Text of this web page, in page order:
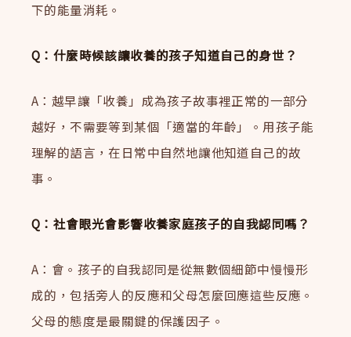
下的能量消耗。
Q：什麼時候該讓收養的孩子知道自己的身世？
A：越早讓「收養」成為孩子故事裡正常的一部分
越好，不需要等到某個「適當的年齡」。用孩子能
理解的語言，在日常中自然地讓他知道自己的故
事。
Q：社會眼光會影響收養家庭孩子的自我認同嗎？
A：會。孩子的自我認同是從無數個細節中慢慢形
成的，包括旁人的反應和父母怎麼回應這些反應。
父母的態度是最關鍵的保護因子。